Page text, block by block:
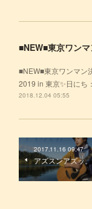
■NEW■東京ワンマ
■NEW■東京ワンマン
2019 in 東京✨日にち
2018.12.04 05:55
2017.11.16 09:47
アズスンアズッ。